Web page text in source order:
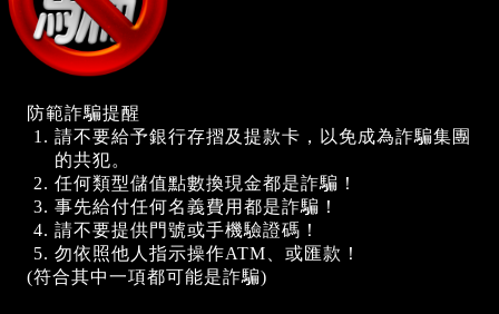
防範詐騙提醒
請不要給予銀行存摺及提款卡，以免成為詐騙集團
的共犯。
任何類型儲值點數換現金都是詐騙！
事先給付任何名義費用都是詐騙！
請不要提供門號或手機驗證碼！
勿依照他人指示操作ATM、或匯款！
(符合其中一項都可能是詐騙)